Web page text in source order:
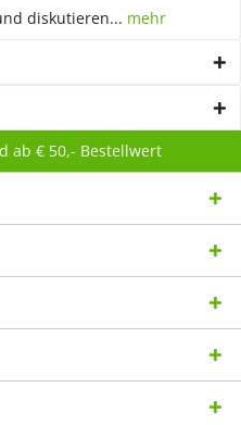
diskutieren... mehr
ab € 50,- Bestellwert